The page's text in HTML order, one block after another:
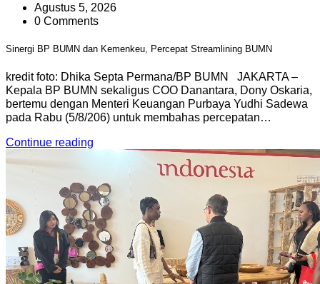
Agustus 5, 2026
0 Comments
Sinergi BP BUMN dan Kemenkeu, Percepat Streamlining BUMN
kredit foto: Dhika Septa Permana/BP BUMN JAKARTA –
Kepala BP BUMN sekaligus COO Danantara, Dony Oskaria,
bertemu dengan Menteri Keuangan Purbaya Yudhi Sadewa
pada Rabu (5/8/206) untuk membahas percepatan…
Continue reading